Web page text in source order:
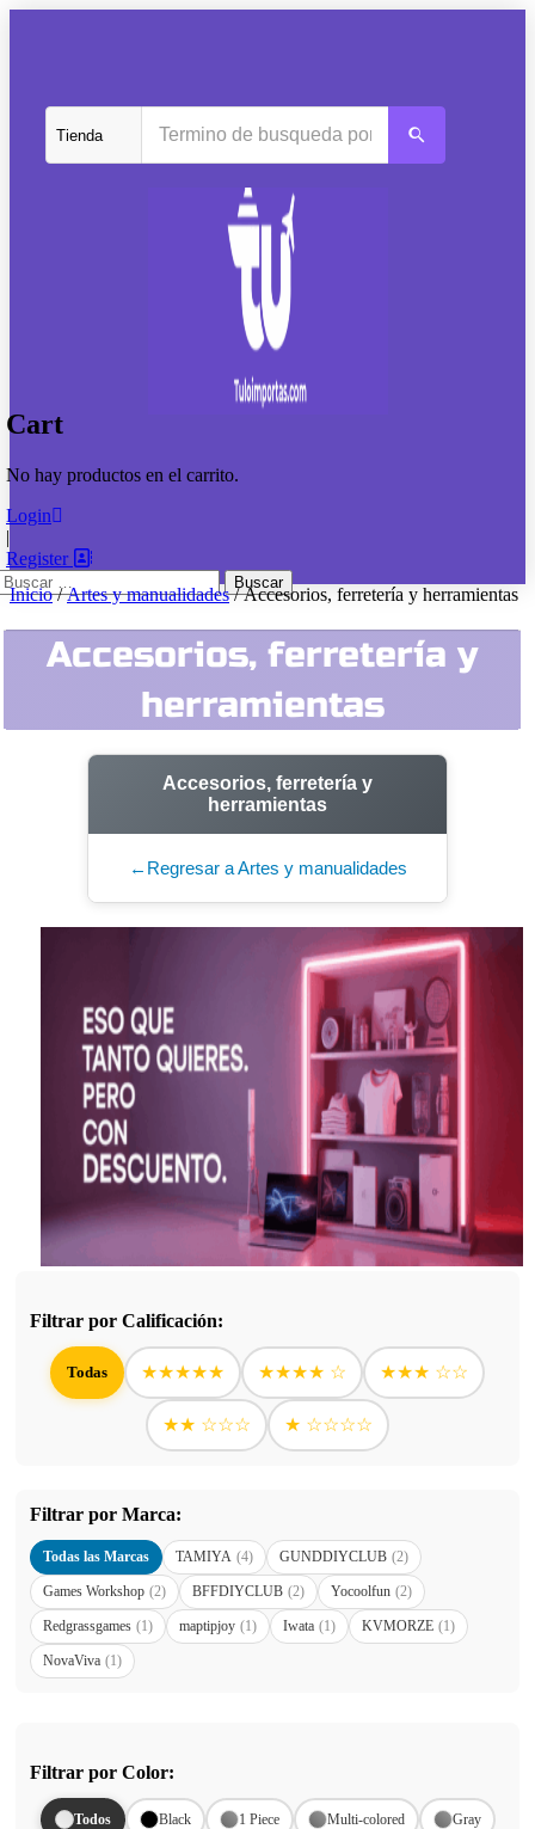
Cart
No hay productos en el carrito.
Login
|
Register
Inicio/Artes y manualidades/ Accesorios, ferretería y herramientas
Accesorios, ferretería y
herramientas
Accesorios, ferretería y
herramientas
← Regresar a Artes y manualidades
Filtrar por Calificación:
Todas ★★★★★ ★★★★ ☆ ★★★ ☆☆
★★ ☆☆☆ ★ ☆☆☆☆
Filtrar por Marca:
Todas las Marcas TAMIYA (4) GUNDDIYCLUB (2)
Games Workshop (2) BFFDIYCLUB (2) Yocoolfun (2)
Redgrassgames (1) maptipjoy (1) Iwata (1) KVMORZE (1)
NovaViva (1)
Filtrar por Color:
Todos Black 1 Piece Multi-colored Gray